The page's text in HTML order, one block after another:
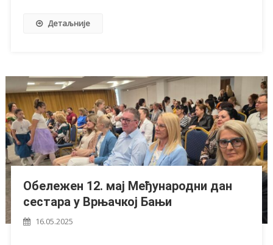
Детаљније
Обележен 12. мај Међународни дан
сестара у Врњачкој Бањи
16.05.2025